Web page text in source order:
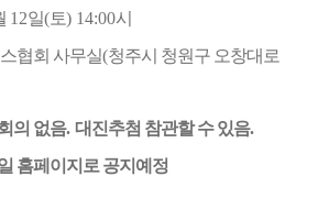
12일(토) 14:00시
협회 사무실(청주시 청원구 오창대로
의 없음. 대진추첨 참관할 수 있음.
홈페이지로 공지예정